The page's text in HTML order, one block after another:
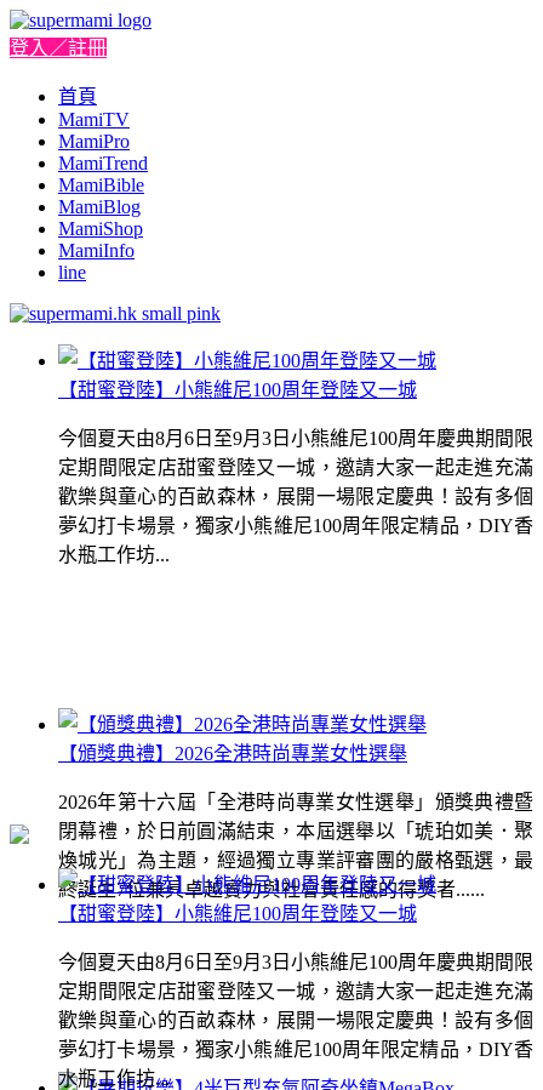
登入／註冊
首頁
MamiTV
MamiPro
MamiTrend
MamiBible
MamiBlog
MamiShop
MamiInfo
line
【甜蜜登陸】小熊維尼100周年登陸又一城
今個夏天由8月6日至9月3日小熊維尼100周年慶典期間限
定期間限定店甜蜜登陸又一城，邀請大家一起走進充滿
歡樂與童心的百畝森林，展開一場限定慶典！設有多個
夢幻打卡場景，獨家小熊維尼100周年限定精品，DIY香
水瓶工作坊...
【頒獎典禮】2026全港時尚專業女性選舉
2026年第十六屆「全港時尚專業女性選舉」頒獎典禮暨
閉幕禮，於日前圓滿結束，本屆選舉以「琥珀如美．聚
煥城光」為主題，經過獨立專業評審團的嚴格甄選，最
終誕生7位兼具卓越實力與社會責任感的得獎者......
【甜蜜登陸】小熊維尼100周年登陸又一城
今個夏天由8月6日至9月3日小熊維尼100周年慶典期間限
定期間限定店甜蜜登陸又一城，邀請大家一起走進充滿
歡樂與童心的百畝森林，展開一場限定慶典！設有多個
夢幻打卡場景，獨家小熊維尼100周年限定精品，DIY香
水瓶工作坊...